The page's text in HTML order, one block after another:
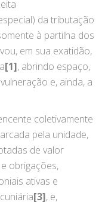
da tributação
à partilha dos
em sua exatidão,
[1], abrindo espaço,
e, ainda, a
coletivamente
pela unidade,
de valor
obrigações,
ativas e
[3], e,